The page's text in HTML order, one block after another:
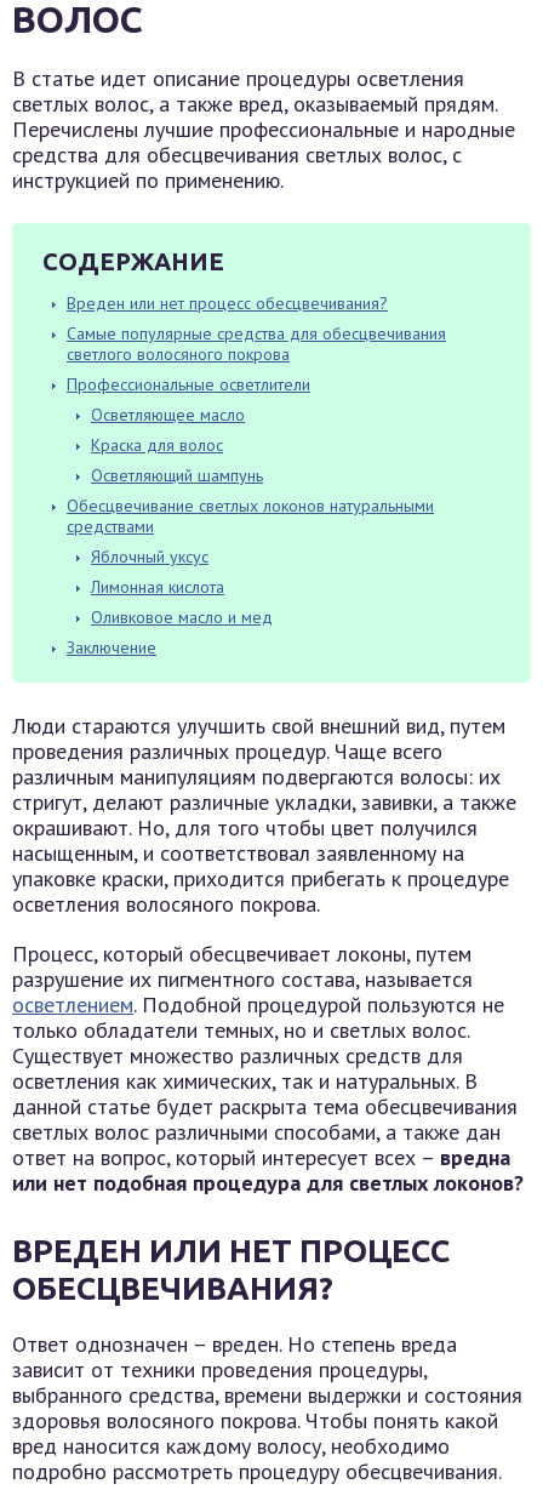
ВОЛОС
В статье идет описание процедуры осветления
светлых волос, а также вред, оказываемый прядям.
Перечислены лучшие профессиональные и народные
средства для обесцвечивания светлых волос, с
инструкцией по применению.
СОДЕРЖАНИЕ
Вреден или нет процесс обесцвечивания?
Самые популярные средства для обесцвечивания
светлого волосяного покрова
Профессиональные осветлители
Осветляющее масло
Краска для волос
Осветляющий шампунь
Обесцвечивание светлых локонов натуральными
средствами
Яблочный уксус
Лимонная кислота
Оливковое масло и мед
Заключение
Люди стараются улучшить свой внешний вид, путем
проведения различных процедур. Чаще всего
различным манипуляциям подвергаются волосы: их
стригут, делают различные укладки, завивки, а также
окрашивают. Но, для того чтобы цвет получился
насыщенным, и соответствовал заявленному на
упаковке краски, приходится прибегать к процедуре
осветления волосяного покрова.
Процесс, который обесцвечивает локоны, путем
разрушение их пигментного состава, называется
осветлением. Подобной процедурой пользуются не
только обладатели темных, но и светлых волос.
Существует множество различных средств для
осветления как химических, так и натуральных. В
данной статье будет раскрыта тема обесцвечивания
светлых волос различными способами, а также дан
ответ на вопрос, который интересует всех – вредна
или нет подобная процедура для светлых локонов?
ВРЕДЕН ИЛИ НЕТ ПРОЦЕСС
ОБЕСЦВЕЧИВАНИЯ?
Ответ однозначен – вреден. Но степень вреда
зависит от техники проведения процедуры,
выбранного средства, времени выдержки и состояния
здоровья волосяного покрова. Чтобы понять какой
вред наносится каждому волосу, необходимо
подробно рассмотреть процедуру обесцвечивания.